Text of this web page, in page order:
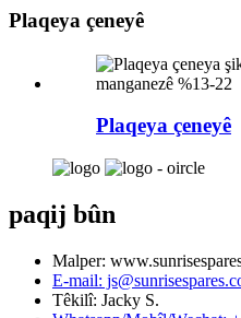
Plaqeya çeneyê
Plaqeya çeneyê
paqij bûn
Malper:
E-mail:
Têkilî: Jacky S.